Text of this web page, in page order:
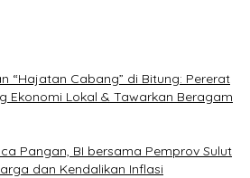
“Hajatan Cabang” di Bitung: Pererat
Ekonomi Lokal & Tawarkan Beragam
Pangan, BI bersama Pemprov Sulut
dan Kendalikan Inflasi